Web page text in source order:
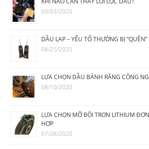
09/03/2020
DẦU LAP – YẾU TỐ THƯỜNG BỊ “QUÊN”
08/25/2020
LỰA CHỌN DẦU BÁNH RĂNG CÔNG
08/10/2020
LỰA CHỌN MỠ BÔI TRƠN LITHIUM
HỢP
07/28/2020